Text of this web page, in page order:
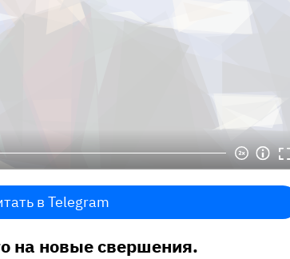
в Telegram
на новые свершения.